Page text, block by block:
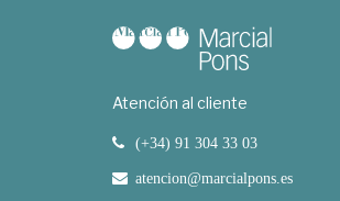
Atención al cliente
(+34) 91 304 33 03
atencion@marcialpons.es